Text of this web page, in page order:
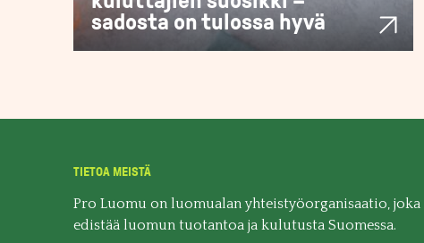
sadosta on tulossa hyvä
TIETOA MEISTÄ
Pro Luomu on luomualan yhteistyöorganisaatio, joka
edistää luomun tuotantoa ja kulutusta Suomessa.